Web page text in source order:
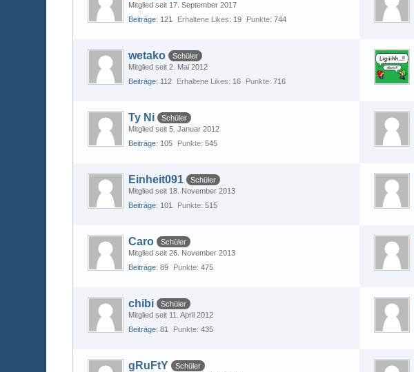
Mitglied seit 17. September 2017
Beiträge 121 Erhaltene Likes 19 Punkte 744
wetako
Schüler
Mitglied seit 2. Mai 2012
Beiträge 112 Erhaltene Likes 16 Punkte 716
Ty Ni
Schüler
Mitglied seit 5. Januar 2012
Beiträge 105 Punkte 545
Einheit091
Schüler
Mitglied seit 18. November 2013
Beiträge 101 Punkte 515
Caro
Schüler
Mitglied seit 26. November 2013
Beiträge 89 Punkte 475
chibi
Schüler
Mitglied seit 11. April 2012
Beiträge 81 Punkte 435
gRuFtY
Schüler